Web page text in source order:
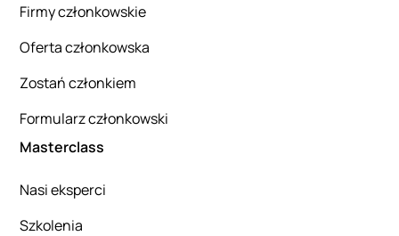
Firmy członkowskie
Oferta członkowska
Zostań członkiem
Formularz członkowski
Masterclass
Nasi eksperci
Szkolenia